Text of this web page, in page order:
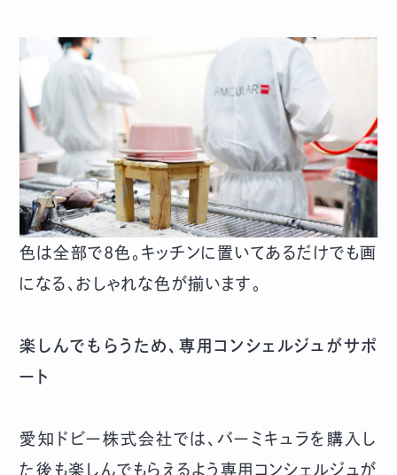
色は全部で8色。キッチンに置いてあるだけでも画
になる、おしゃれな色が揃います。
楽しんでもらうため、専用コンシェルジュがサポ
ート
愛知ドビー株式会社では、バーミキュラを購入し
た後も楽しんでもらえるよう専用コンシェルジュが